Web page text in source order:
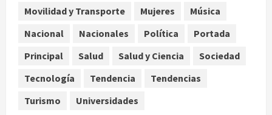
gobierno
agosto 8, 2026
Movilidad y Transporte
Mujeres
Música
Nacional
Nacionales Política
Portada
Principal
Salud Salud y Ciencia
Sociedad
Tecnología
Tendencia
Tendencias
Turismo
Universidades